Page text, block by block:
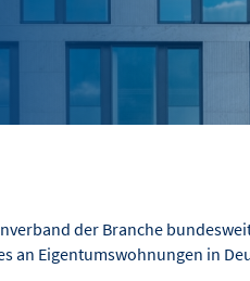
der Branche
an Eigentumswohnungen in